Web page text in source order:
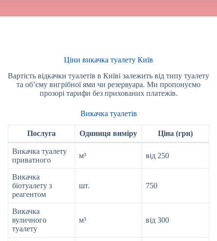
Ціни викачка туалету Київ
Вартість відкачки туалетів в Київі залежить від типу туалету
та об’єму вигрібної ями чи резервуара. Ми пропонуємо
прозорі тарифи без прихованих платежів.
Викачка туалетів
Послуга Одиниця виміру Ціна (грн)
Викачка туалету
приватного
м³ від 250
Викачка
біотуалету з
реагентом
шт. 750
Викачка
вуличного
туалету
м³ від 300